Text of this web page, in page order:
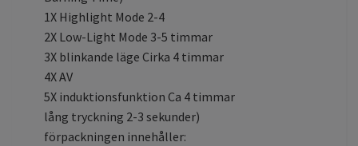
1X Highlight Mode 2-4
2X Low-Light Mode 3-5 timmar
3X blinkande läge Cirka 4 timmar
4X AV
5X induktionsfunktion Ca 4 timmar
lång tryckning 2-3 sekunder)
förpackningen innehåller: